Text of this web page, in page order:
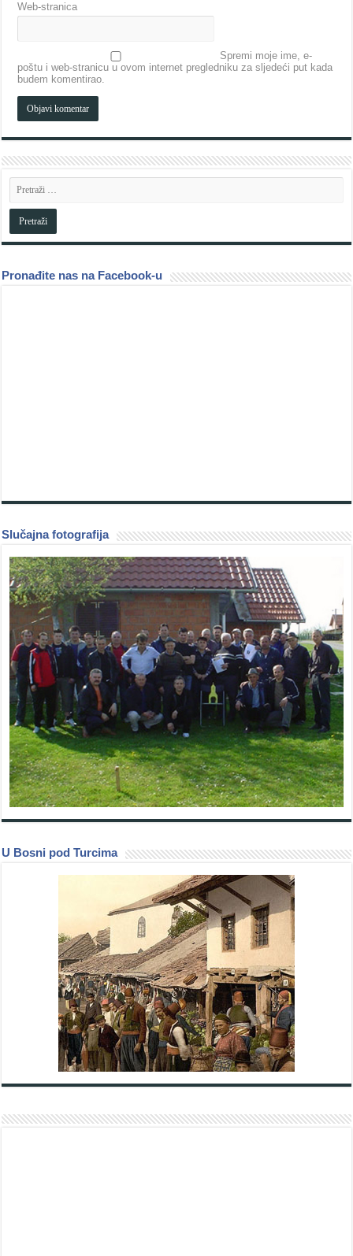
Web-stranica
Spremi moje ime, e-
poštu i web-stranicu u ovom internet pregledniku za sljedeći put kada
budem komentirao.
Pronađite nas na Facebook-u
Slučajna fotografija
U Bosni pod Turcima